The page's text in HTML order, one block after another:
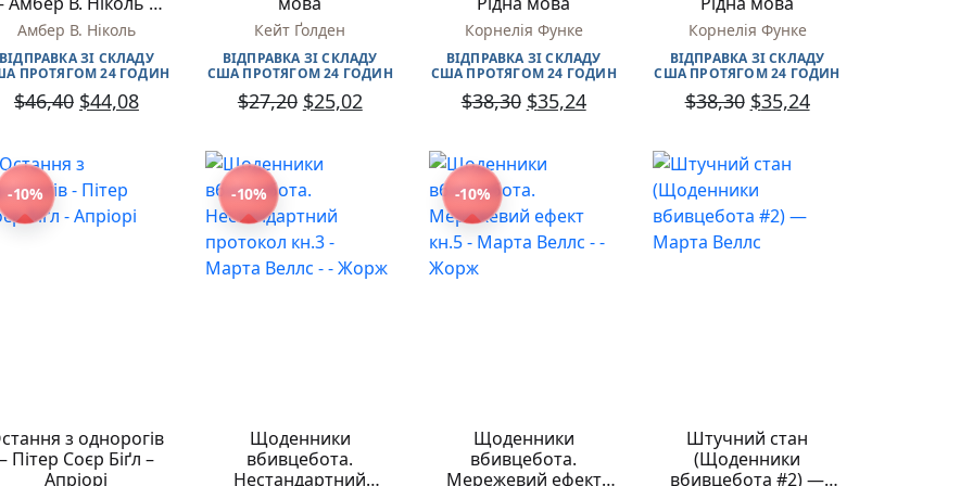
Моя бібліотека
Мої бажанки
Адреси
Платіжні методи
Відгуки про нас
(НК Богдан)
Амбер В. Ніколь
ВІДПРАВКА ЗІ СКЛАДУ
ПРОТЯГОМ 24 ГОДИН
$46,40 $44,08
Кейт Ґолден
ВІДПРАВКА ЗІ СКЛАДУ
США ПРОТЯГОМ 24 ГОДИН
$27,20 $25,02
Корнелія Функе
ВІДПРАВКА ЗІ СКЛАДУ
США ПРОТЯГОМ 24 ГОДИН
$38,30 $35,24
Корнелія Функе
ВІДПРАВКА ЗІ СКЛАДУ
США ПРОТЯГОМ 24 ГОДИН
$38,30 $35,24
-10%
з однорогів
Пітер Соєр Біґл –
Апріорі
-10%
Щоденники
вбивцебота.
Нестандартний
-10%
Щоденники
вбивцебота.
Мережевий ефект
Штучний стан
(Щоденники
вбивцебота #2) —